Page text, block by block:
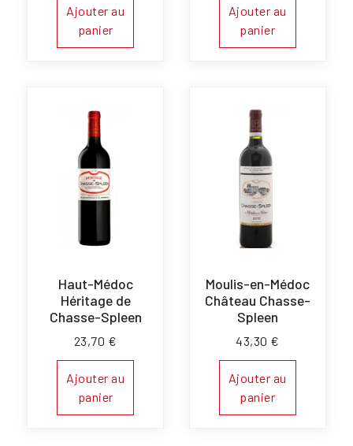
Ajouter au
panier
Ajouter au
panier
Haut-Médoc
Héritage de
Chasse-Spleen
23,70 €
Ajouter au
panier
Moulis-en-Médoc
Château Chasse-
Spleen
43,30 €
Ajouter au
panier